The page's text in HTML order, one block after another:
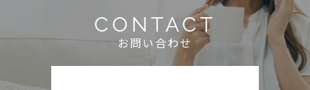
CONTACT
お問い合わせ